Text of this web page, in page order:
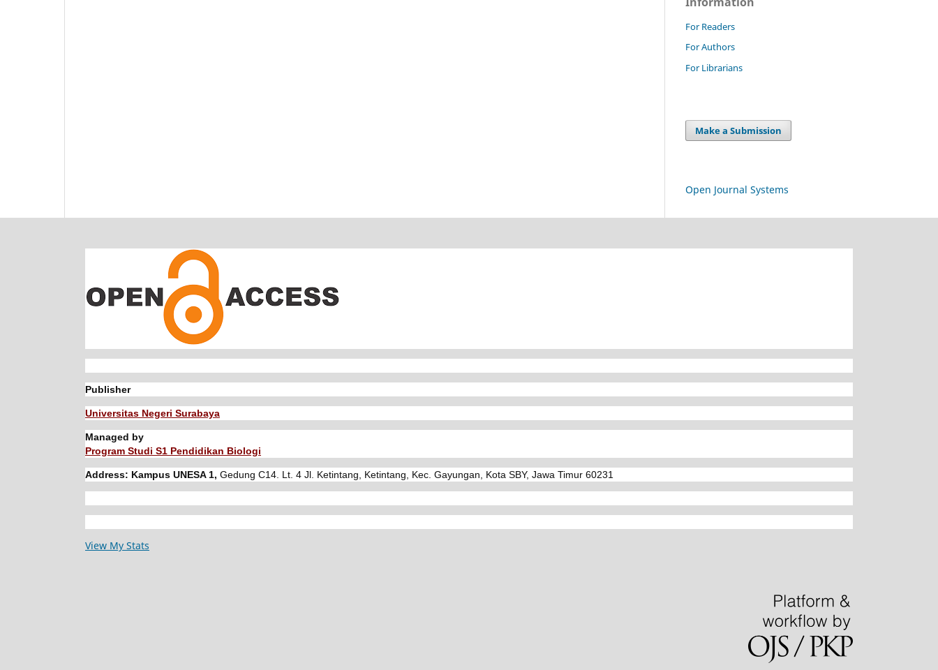
For Readers
For Authors
For Librarians
Make a Submission
Open Journal Systems
Publisher
Universitas Negeri Surabaya
Managed by
Program Studi S1 Pendidikan Biologi
Address: Kampus UNESA 1, Gedung C14. Lt. 4 Jl. Ketintang, Ketintang, Kec. Gayungan, Kota SBY, Jawa Timur 60231
View My Stats